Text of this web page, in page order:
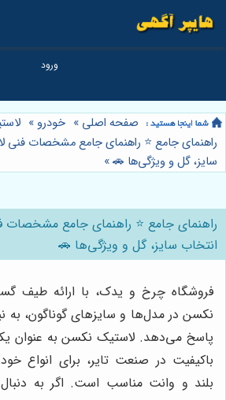
صفحه اصلی » خودرو »
راهنمای جامع ⭐️ راهنمای جامع مشخصات فنی
سایز، گل و ویژگی‌ها 🚗»
راهنمای جامع ⭐️ راهنمای جامع
انتخاب سایز، گل و ویژگی‌ها 🚗
فروشگاه چرخ و یدک، با ارائه طیف
نکسن در مدل‌ها و سایزهای گوناگون، به
پاسخ می‌دهد. لاستیک نکسن به عنوان
باکیفیت در صنعت تایر، برای انواع
بلند و وانت مناسب است. اگر به